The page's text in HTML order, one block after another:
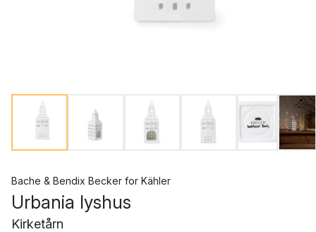
Bache & Bendix Becker for Kähler
Urbania lyshus
Kirketårn